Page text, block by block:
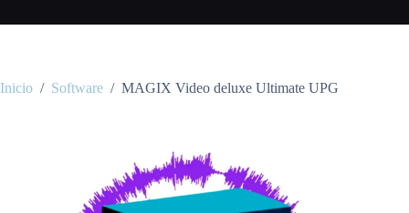
Inicio / Software / MAGIX Video deluxe Ultimate UPG